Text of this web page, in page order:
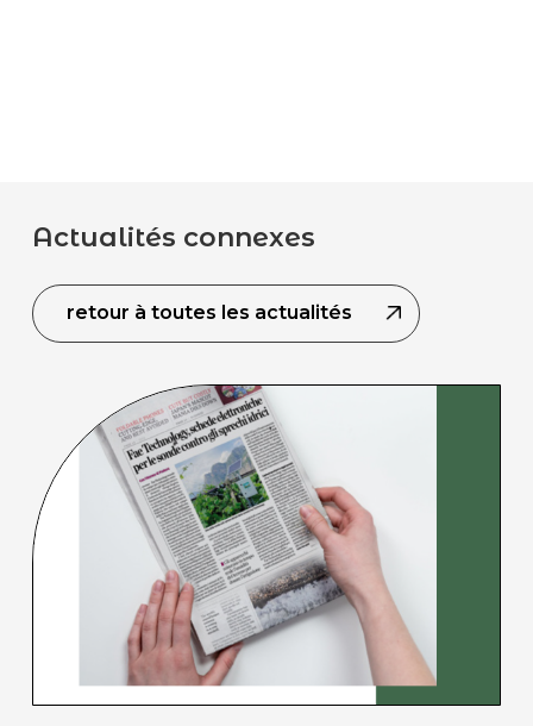
Actualités connexes
retour à toutes les actualités